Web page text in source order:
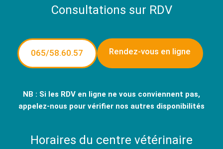
Consultations sur RDV
065/58.60.57 Rendez-vous en ligne
NB : Si les RDV en ligne ne vous conviennent pas,
appelez-nous pour vérifier nos autres disponibilités
Horaires du centre vétérinaire